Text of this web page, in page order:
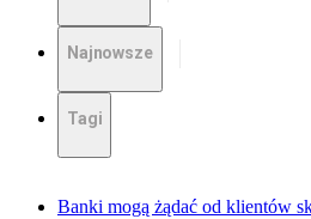
Najnowsze
Tagi
Banki mogą żądać od klientów